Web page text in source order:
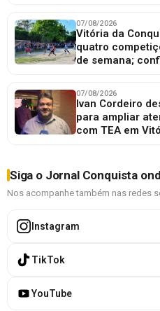
07/08/2026
Vitória da
quatro
de semana;
07/08/2026
Ivan Cordeiro
para ampliar
com TEA em
Siga o Jornal Conquista
Nos acompanhe também nas redes
Instagram
TikTok
YouTube